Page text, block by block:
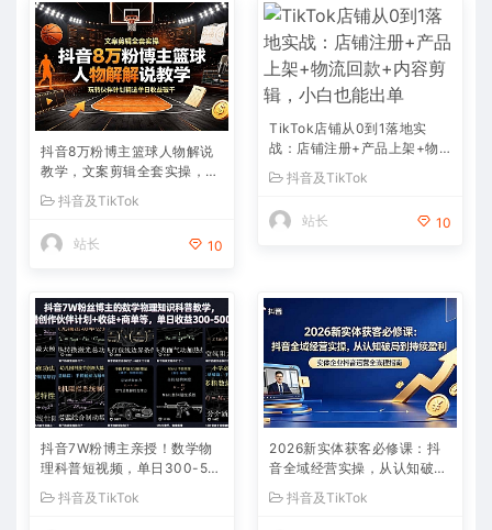
抖音8万粉博主篮球人物解说
教学，文案剪辑全套实操，玩
转伙伴计划精选单日收益破千
抖音及TikTok
站长 10
TikTok店铺从0到1落地实
战：店铺注册+产品上架+物
流回款+内容剪辑，小白也能
出单
抖音及TikTok
站长 10
抖音7W粉博主亲授！数学物
理科普短视频，单日300-50
现
抖音及TikTok
2026新实体获客必修课：抖
音全域经营实操，从认知破局
抖音及TikTok